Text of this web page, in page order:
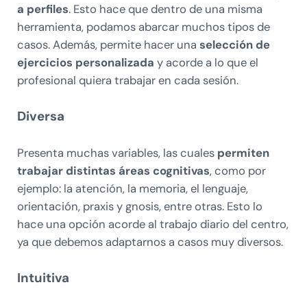
a perfiles. Esto hace que dentro de una misma
herramienta, podamos abarcar muchos tipos de
casos. Además, permite hacer una selección de
ejercicios personalizada y acorde a lo que el
profesional quiera trabajar en cada sesión.
Diversa
Presenta muchas variables, las cuales permiten
trabajar distintas áreas cognitivas, como por
ejemplo: la atención, la memoria, el lenguaje,
orientación, praxis y gnosis, entre otras. Esto lo
hace una opción acorde al trabajo diario del centro,
ya que debemos adaptarnos a casos muy diversos.
Intuitiva